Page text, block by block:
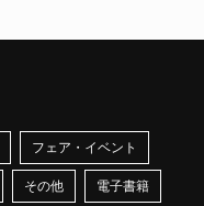
フェア・イベント
その他 電子書籍